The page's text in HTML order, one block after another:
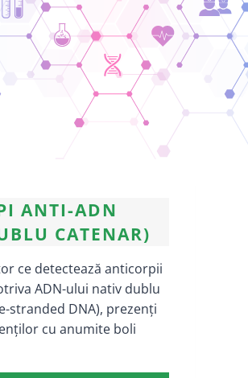
ANTI-ADN
CATENAR)
ce detectează anticorpii
ADN-ului nativ dublu
stranded DNA), prezenți
cu anumite boli